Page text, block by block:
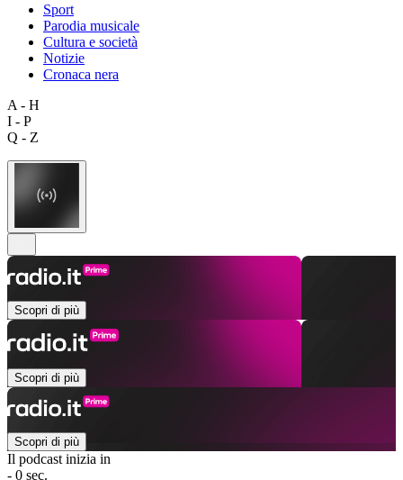
Sport
Parodia musicale
Cultura e società
Notizie
Cronaca nera
A - H
I - P
Q - Z
Scopri di più
Scopri di più
Scopri di più
Il podcast inizia in
- 0 sec.